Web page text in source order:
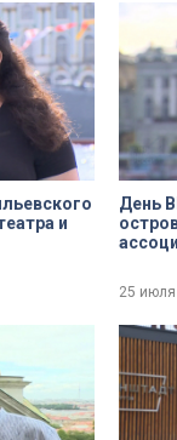
и
День
25 июля